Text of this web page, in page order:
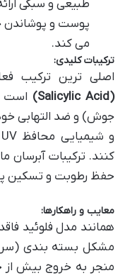
طبیعی و سبکی
پوست و پوشاندن
می کند.
ترکیبات کلیدی:
اصلی ترین ترکیب
(Salicylic Acid)
است
جوش) و ضد التهابی
کنند. ترکیبات آبرسان
حفظ رطوبت و تسکین
معایب و راهکارها:
همانند مدل فلوئید
مشکل بسته بندی
منجر به خروج بیش